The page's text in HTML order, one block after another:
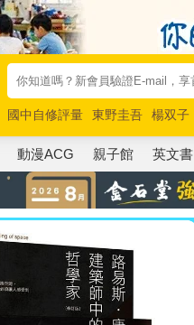
國中自修評量 東野圭吾 楊双子
唯紅花綻放
奧德賽 路邊攤新作
動漫ACG 親子館 英文書